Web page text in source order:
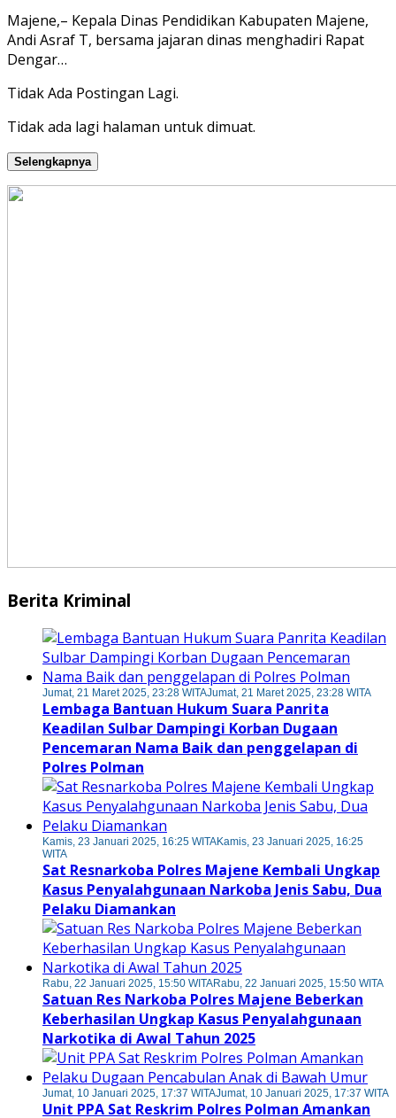
Majene,– Kepala Dinas Pendidikan Kabupaten Majene,
Andi Asraf T, bersama jajaran dinas menghadiri Rapat
Dengar…
Tidak Ada Postingan Lagi.
Tidak ada lagi halaman untuk dimuat.
Selengkapnya
Berita Kriminal
Jumat, 21 Maret 2025, 23:28 WITAJumat, 21 Maret 2025, 23:28 WITA
Lembaga Bantuan Hukum Suara Panrita
Keadilan Sulbar Dampingi Korban Dugaan
Pencemaran Nama Baik dan penggelapan di
Polres Polman
Kamis, 23 Januari 2025, 16:25 WITAKamis, 23 Januari 2025, 16:25
WITA
Sat Resnarkoba Polres Majene Kembali Ungkap
Kasus Penyalahgunaan Narkoba Jenis Sabu, Dua
Pelaku Diamankan
Rabu, 22 Januari 2025, 15:50 WITARabu, 22 Januari 2025, 15:50 WITA
Satuan Res Narkoba Polres Majene Beberkan
Keberhasilan Ungkap Kasus Penyalahgunaan
Narkotika di Awal Tahun 2025
Jumat, 10 Januari 2025, 17:37 WITAJumat, 10 Januari 2025, 17:37 WITA
Unit PPA Sat Reskrim Polres Polman Amankan